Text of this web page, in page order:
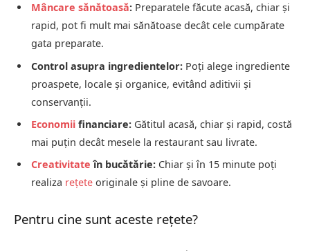
Mâncare sănătoasă: Preparatele făcute acasă, chiar și
rapid, pot fi mult mai sănătoase decât cele cumpărate
gata preparate.
Control asupra ingredientelor: Poți alege ingrediente
proaspete, locale și organice, evitând aditivii și
conservanții.
Economii financiare: Gătitul acasă, chiar și rapid, costă
mai puțin decât mesele la restaurant sau livrate.
Creativitate în bucătărie: Chiar și în 15 minute poți
realiza rețete originale și pline de savoare.
Pentru cine sunt aceste rețete?